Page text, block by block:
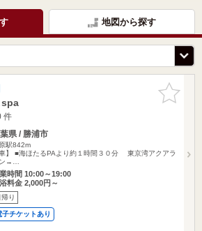
地図から探す
お気に入
りに追加
件
県 / 勝浦市
駅842m
車】 ■海ほたるPAより約１時間３０分 東京湾アクアラ
→…
時間 10:00～19:00
料金 2,000円～
帰り
子チケットあり